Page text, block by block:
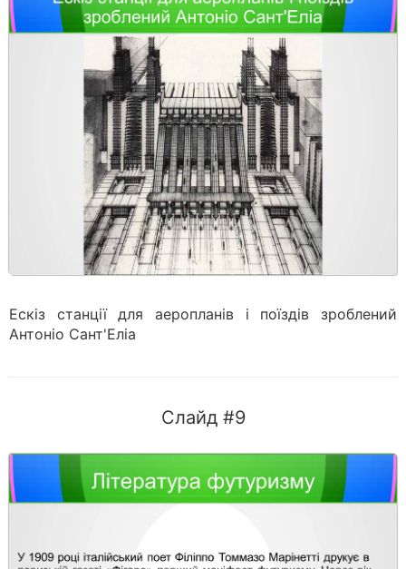
Ескіз станції для аеропланів і поїздів зроблений
Антоніо Сант'Еліа
Слайд #9